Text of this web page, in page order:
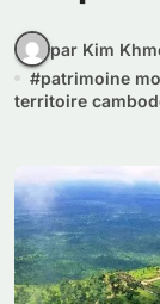
par Kim
#patrimoine
territoire